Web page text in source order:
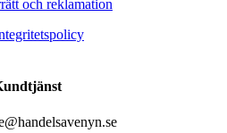
och reklamation